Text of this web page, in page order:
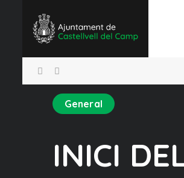
General
INICI